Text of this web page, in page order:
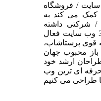
/ فروشگاه
کمک می کند به
شرکتی داشته
باشید. در حال حاضر بیش از 300000 وب سایت فعال
قوی پرستاشاپ،
باز محبوب جهان
طراحان ارشد خود
ای ترین وب